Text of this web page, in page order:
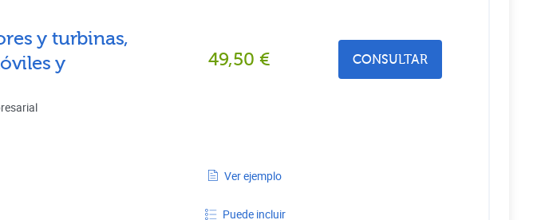
y turbinas,
y
49,50 € CONSULTAR
Ver ejemplo
Puede incluir